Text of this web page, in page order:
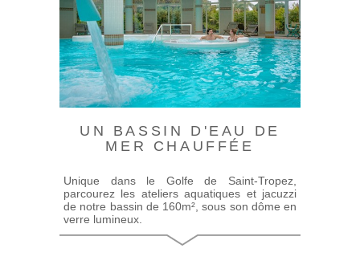
UN BASSIN D'EAU DE
MER CHAUFFÉE
Unique dans le Golfe de Saint-Tropez,
parcourez les ateliers aquatiques et jacuzzi
de notre bassin de 160m², sous son dôme en
verre lumineux.